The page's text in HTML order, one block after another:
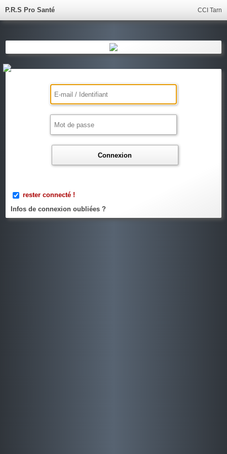
P.R.S Pro Santé CCI Tarn
Connexion
rester connecté !
Infos de connexion oubliées ?